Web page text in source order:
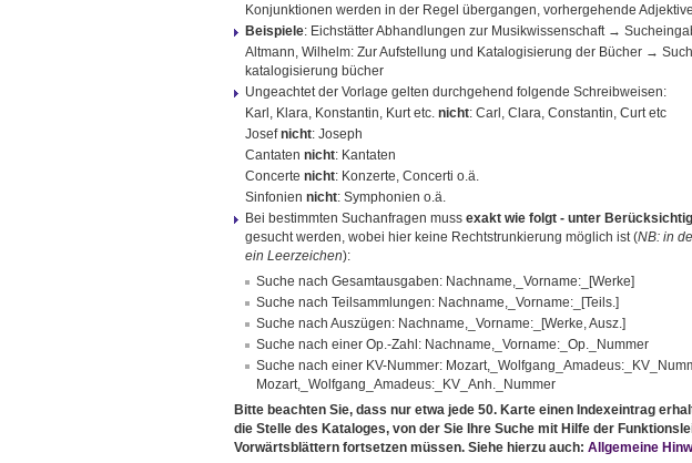
Konjunktionen werden in der Regel übergangen, vorhergehende
Beispiele: Eichstätter Abhandlungen zur Musikwissenschaft →
Altmann, Wilhelm: Zur Aufstellung und Katalogisierung der Bücher →
katalogisierung bücher
Ungeachtet der Vorlage gelten durchgehend folgende Schreibweisen:
Karl, Klara, Konstantin, Kurt etc. nicht: Carl, Clara, Constantin, Curt etc
Josefnicht: Joseph
Cantaten nicht: Kantaten
Concerte nicht: Konzerte, Concerti o.ä.
Sinfonien nicht: Symphonien o.ä.
Bei bestimmten Suchanfragen muss exakt wie folgt - unter
gesucht werden, wobei hier keine Rechtstrunkierung möglich ist (NB: in
ein Leerzeichen):
Suche nach Gesamtausgaben: Nachname,_Vorname:_[Werke]
Suche nach Teilsammlungen: Nachname,_Vorname:_[Teils.]
Suche nach Auszügen: Nachname,_Vorname:_[Werke, Ausz.]
Suche nach einer Op.-Zahl: Nachname,_Vorname:_Op._Nummer
Suche nach einer KV-Nummer:
Mozart,_Wolfgang_Amadeus:_KV_Anh._Nummer
Bitte beachten Sie, dass nur etwa jede 50. Karte einen Indexeintrag
die Stelle des Kataloges, von der Sie Ihre Suche mit Hilfe der
Vorwärtsblättern fortsetzen müssen. Siehe hierzu auch: Allgemeine